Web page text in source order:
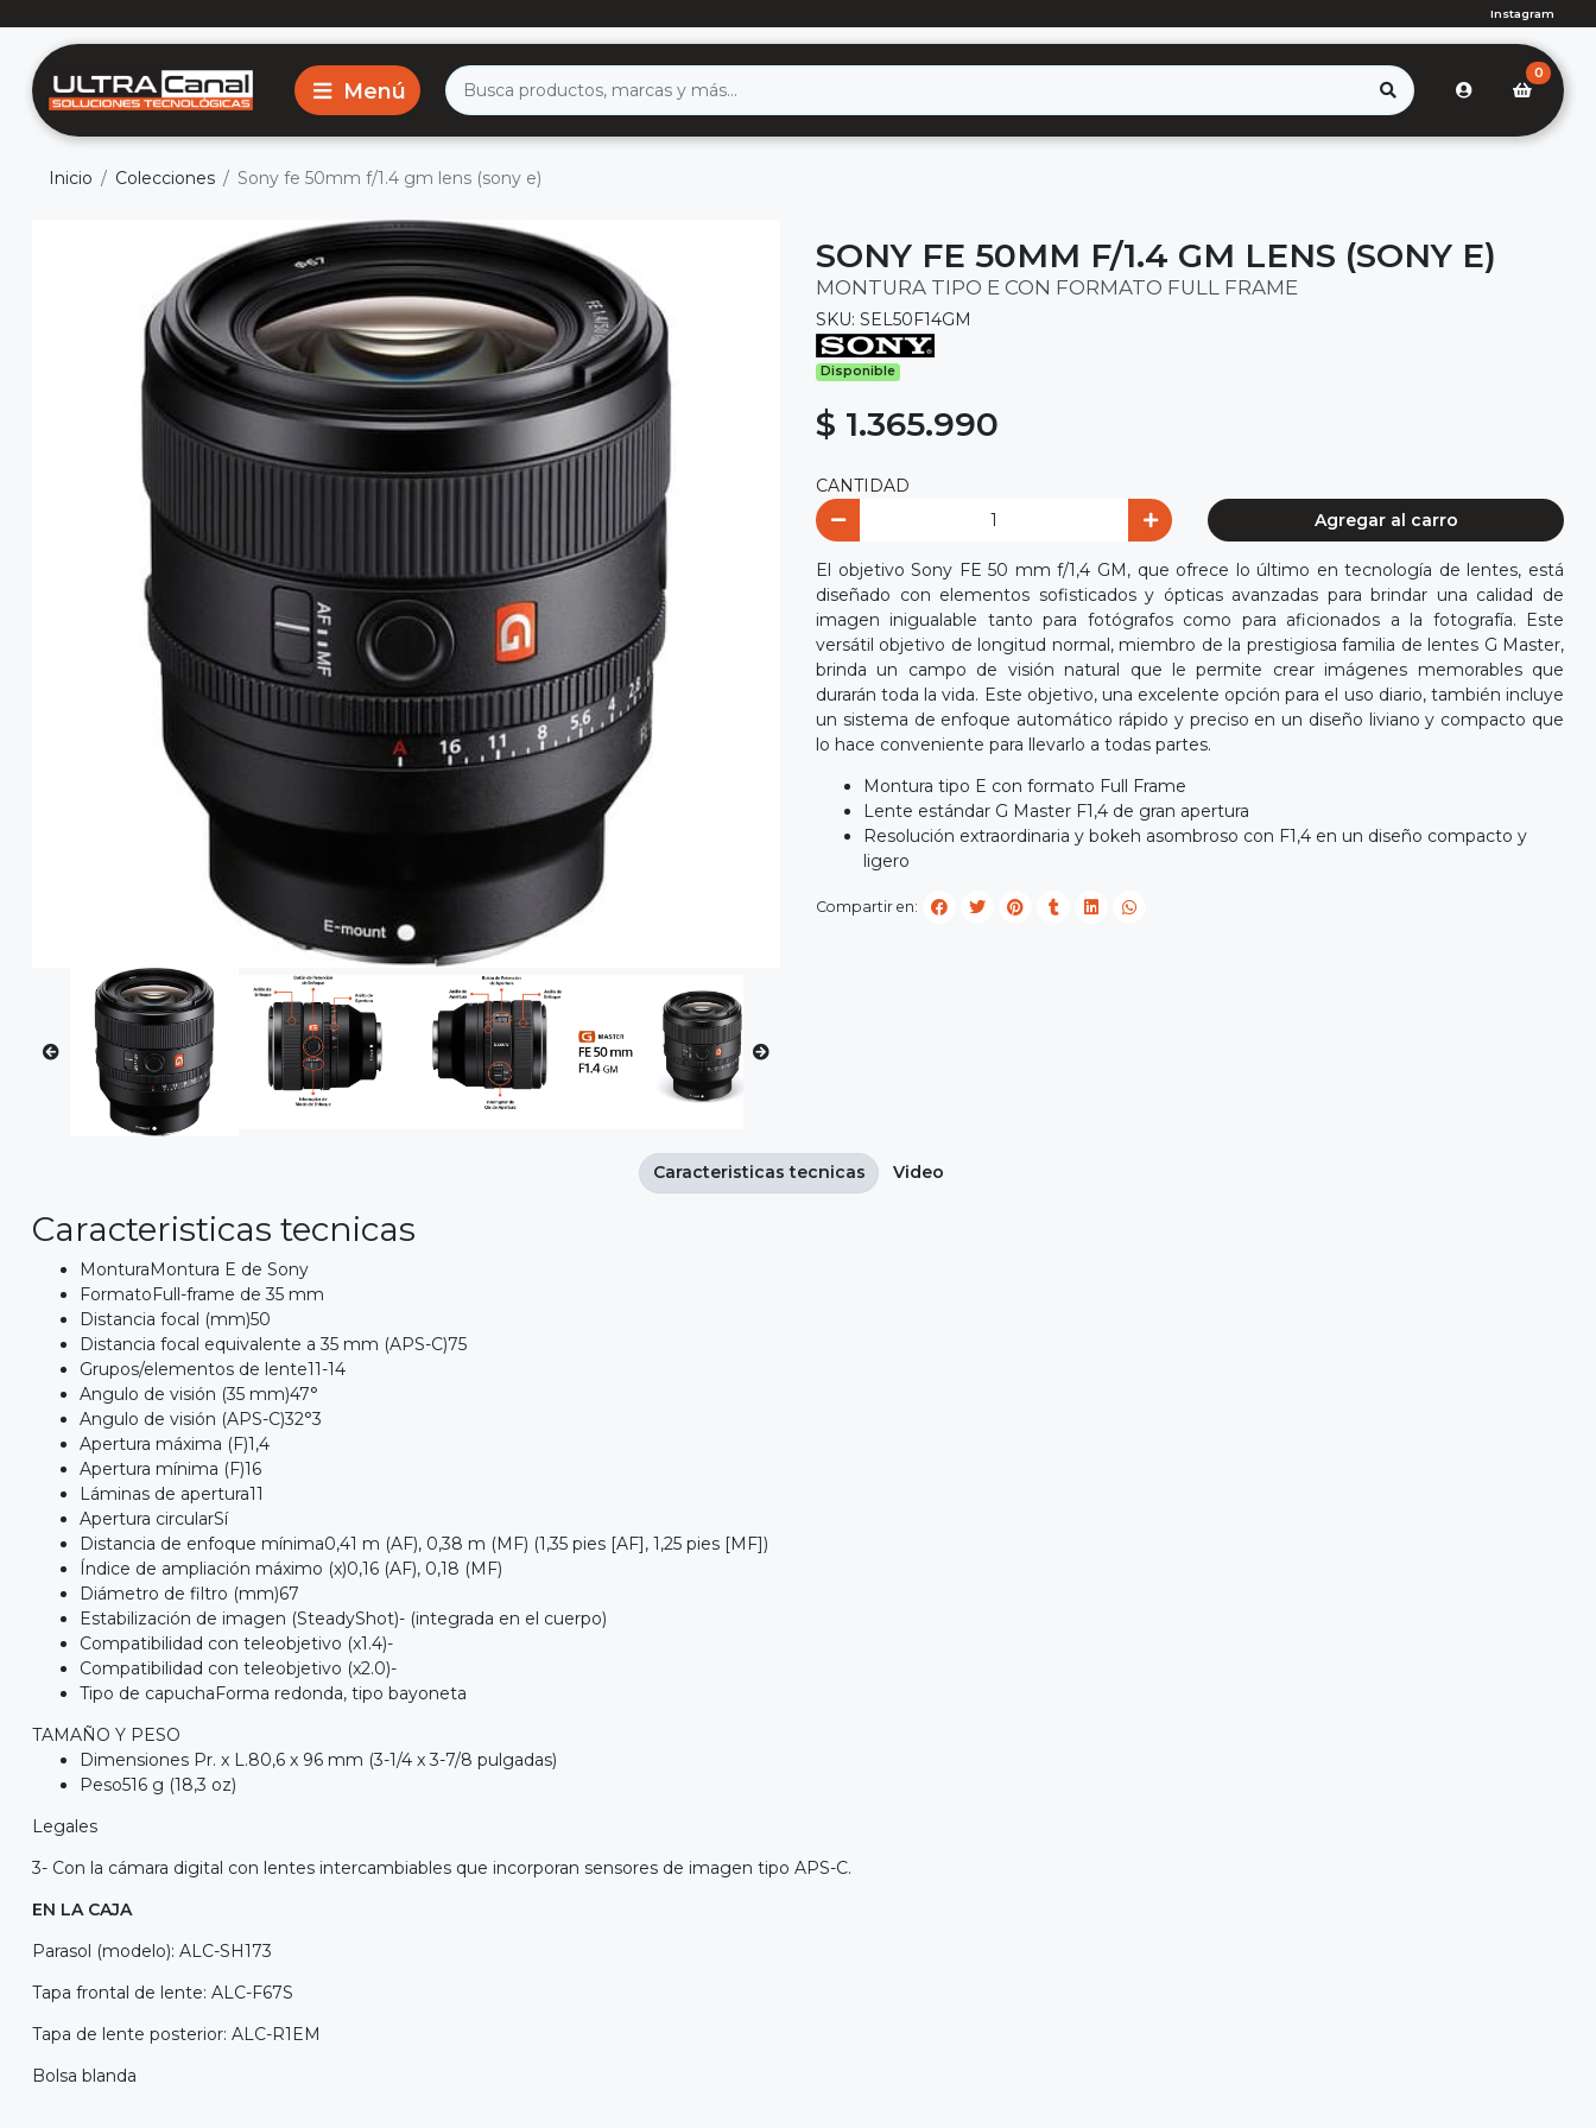
Instagram
0
Inicio Colecciones Sony fe 50mm f/1.4 gm lens (sony e)
SONY FE 50MM F/1.4 GM LENS (SONY E)
MONTURA TIPO E CON FORMATO FULL FRAME
SKU: SEL50F14GM
Disponible
$ 1.365.990
CANTIDAD
Agregar al carro
El objetivo Sony FE 50 mm f/1,4 GM, que ofrece lo último en tecnología de lentes, está
diseñado con elementos sofisticados y ópticas avanzadas para brindar una calidad de
imagen inigualable tanto para fotógrafos como para aficionados a la fotografía. Este
versátil objetivo de longitud normal, miembro de la prestigiosa familia de lentes G Master,
brinda un campo de visión natural que le permite crear imágenes memorables que
durarán toda la vida. Este objetivo, una excelente opción para el uso diario, también incluye
un sistema de enfoque automático rápido y preciso en un diseño liviano y compacto que
lo hace conveniente para llevarlo a todas partes.
Montura tipo E con formato Full Frame
Lente estándar G Master F1,4 de gran apertura
Resolución extraordinaria y bokeh asombroso con F1,4 en un diseño compacto y
ligero
Compartir en:
Caracteristicas tecnicas
MonturaMontura E de Sony
FormatoFull-frame de 35 mm
Distancia focal (mm)50
Distancia focal equivalente a 35 mm (APS-C)75
Grupos/elementos de lente11-14
Angulo de visión (35 mm)47°
Angulo de visión (APS-C)32°3
Apertura máxima (F)1,4
Apertura mínima (F)16
Láminas de apertura11
Apertura circularSí
Distancia de enfoque mínima0,41 m (AF), 0,38 m (MF) (1,35 pies [AF], 1,25 pies [MF])
Índice de ampliación máximo (x)0,16 (AF), 0,18 (MF)
Diámetro de filtro (mm)67
Estabilización de imagen (SteadyShot)- (integrada en el cuerpo)
Compatibilidad con teleobjetivo (x1.4)-
Compatibilidad con teleobjetivo (x2.0)-
Tipo de capuchaForma redonda, tipo bayoneta
TAMAÑO Y PESO
Dimensiones Pr. x L.80,6 x 96 mm (3-1/4 x 3-7/8 pulgadas)
Peso516 g (18,3 oz)
Legales
3- Con la cámara digital con lentes intercambiables que incorporan sensores de imagen tipo APS-C.
EN LA CAJA
Parasol (modelo): ALC-SH173
Tapa frontal de lente: ALC-F67S
Tapa de lente posterior: ALC-R1EM
Bolsa blanda
Caracteristicas tecnicas Video